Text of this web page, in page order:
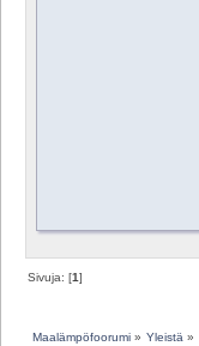
Sivuja: [1]
Maalämpöfoorumi» Yleistä »